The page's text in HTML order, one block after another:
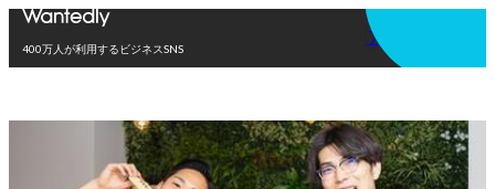
400万人が利用するビジネスSNS
アプリを使う